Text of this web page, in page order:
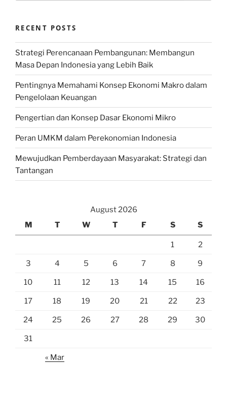
RECENT POSTS
Strategi Perencanaan Pembangunan: Membangun
Masa Depan Indonesia yang Lebih Baik
Pentingnya Memahami Konsep Ekonomi Makro dalam
Pengelolaan Keuangan
Pengertian dan Konsep Dasar Ekonomi Mikro
Peran UMKM dalam Perekonomian Indonesia
Mewujudkan Pemberdayaan Masyarakat: Strategi dan
Tantangan
August 2026
M
T W T F S S
1 2
3 4 5 6 7 8 9
10 11 12 13 14 15 16
17 18 19 20 21 22 23
24 25 26 27 28 29 30
31
« Mar